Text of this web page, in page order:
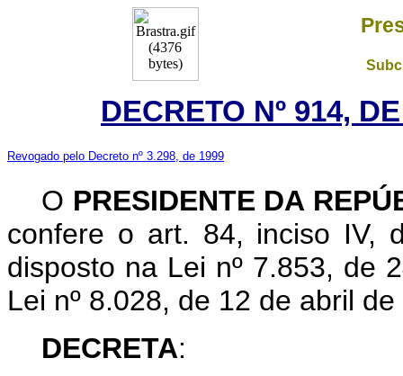
DECRETO Nº 914,
Revogado pelo Decreto nº 3.298, de 1999
O PRESIDENTE DA
confere o art. 84, inciso IV,
disposto na Lei nº 7.853, de
Lei nº 8.028, de 12 de abril
DECRETA: